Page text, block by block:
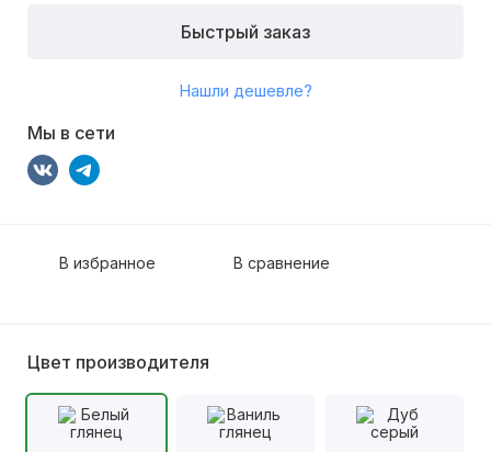
Быстрый заказ
Нашли дешевле?
Мы в сети
В избранное В сравнение
Цвет производителя